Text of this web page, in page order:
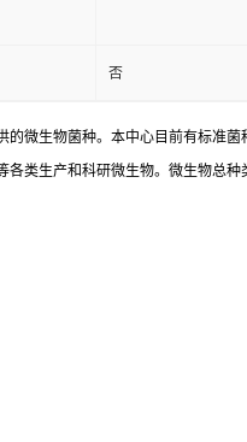
否
的微生物菌种。本中心目前有标准
类生产和科研微生物。微生物总